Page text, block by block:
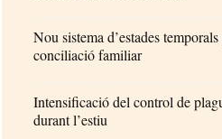
Nou sistema d’estades
conciliació familiar
Intensificació del control de
durant l’estiu